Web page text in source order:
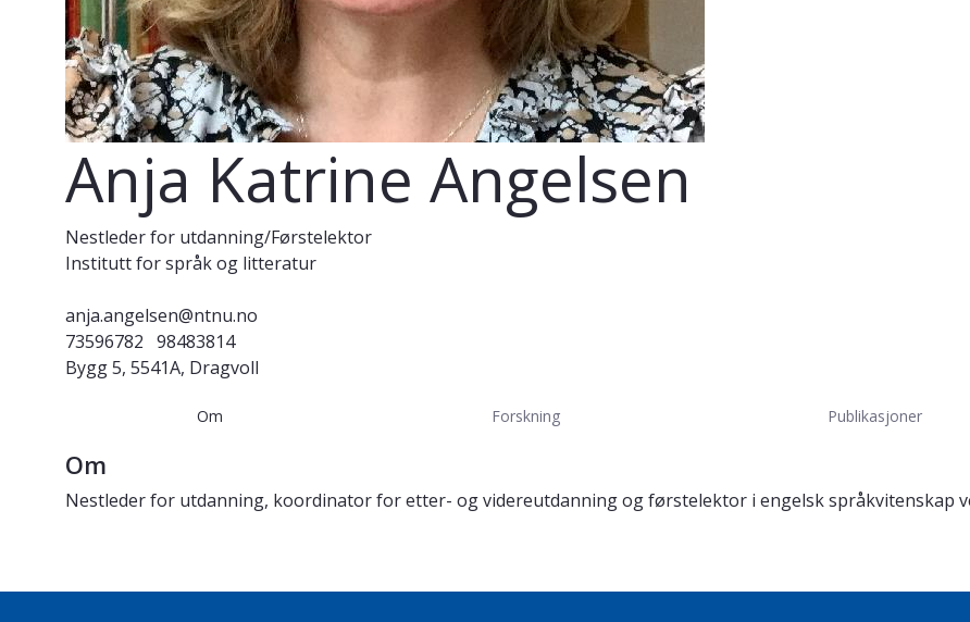
Anja Katrine Angelsen
Nestleder for utdanning/Førstelektor
Institutt for språk og litteratur
anja.angelsen@ntnu.no
73596782 98483814
Bygg 5, 5541A, Dragvoll
Om Forskning Publikasjoner
Om
Nestleder for utdanning, koordinator for etter- og videreutdanning og førstelektor i engelsk språkvitenskap